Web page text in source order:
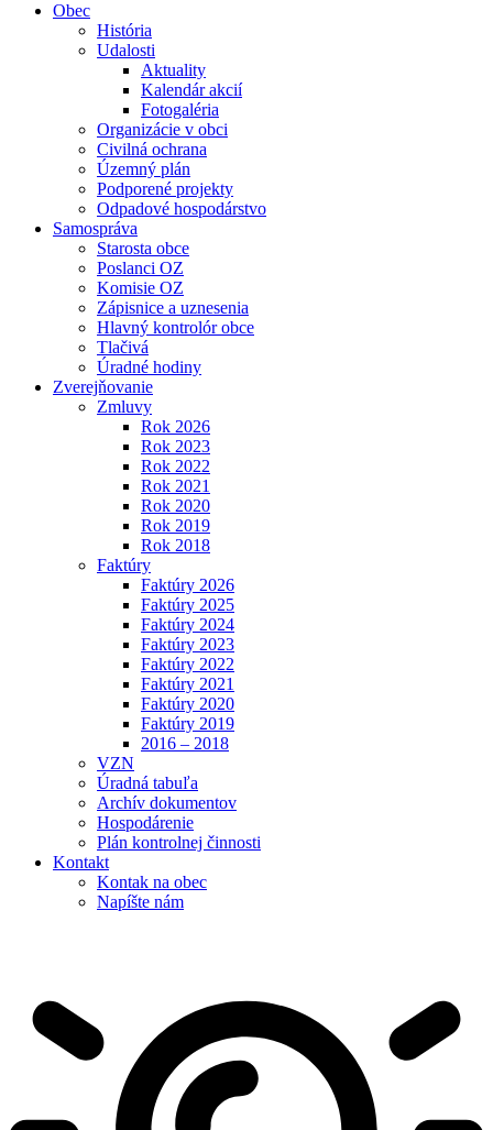
Obec
História
Udalosti
Aktuality
Kalendár akcií
Fotogaléria
Organizácie v obci
Civilná ochrana
Územný plán
Podporené projekty
Odpadové hospodárstvo
Samospráva
Starosta obce
Poslanci OZ
Komisie OZ
Zápisnice a uznesenia
Hlavný kontrolór obce
Tlačivá
Úradné hodiny
Zverejňovanie
Zmluvy
Rok 2026
Rok 2023
Rok 2022
Rok 2021
Rok 2020
Rok 2019
Rok 2018
Faktúry
Faktúry 2026
Faktúry 2025
Faktúry 2024
Faktúry 2023
Faktúry 2022
Faktúry 2021
Faktúry 2020
Faktúry 2019
2016 – 2018
VZN
Úradná tabuľa
Archív dokumentov
Hospodárenie
Plán kontrolnej činnosti
Kontakt
Kontak na obec
Napíšte nám